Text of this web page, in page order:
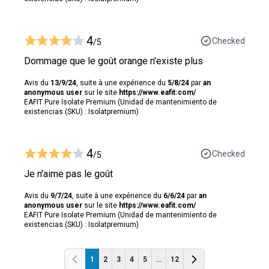
4/5 Checked
Dommage que le goût orange n'existe plus
Avis du 13/9/24 , suite à une expérience du 5/8/24 par an
anonymous user sur le site https://www.eafit.com/
EAFIT Pure Isolate Premium (Unidad de mantenimiento de
existencias (SKU) : Isolatpremium)
4/5 Checked
Je n'aime pas le goût
Avis du 9/7/24 , suite à une expérience du 6/6/24 par an
anonymous user sur le site https://www.eafit.com/
EAFIT Pure Isolate Premium (Unidad de mantenimiento de
existencias (SKU) : Isolatpremium)
Anterior
1 2 3 4 5 ... 12
Anterior